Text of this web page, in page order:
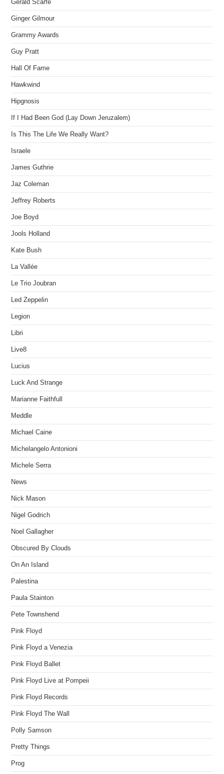
Gerald Scarfe
Ginger Gilmour
Grammy Awards
Guy Pratt
Hall Of Fame
Hawkwind
Hipgnosis
If I Had Been God (Lay Down Jeruzalem)
Is This The Life We Really Want?
Israele
James Guthrie
Jaz Coleman
Jeffrey Roberts
Joe Boyd
Jools Holland
Kate Bush
La Vallée
Le Trio Joubran
Led Zeppelin
Legion
Libri
Live8
Lucius
Luck And Strange
Marianne Faithfull
Meddle
Michael Caine
Michelangelo Antonioni
Michele Serra
News
Nick Mason
Nigel Godrich
Noel Gallagher
Obscured By Clouds
On An Island
Palestina
Paula Stainton
Pete Townshend
Pink Floyd
Pink Floyd a Venezia
Pink Floyd Ballet
Pink Floyd Live at Pompeii
Pink Floyd Records
Pink Floyd The Wall
Polly Samson
Pretty Things
Prog